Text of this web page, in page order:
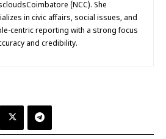
(NCC). She
in civic affairs, social issues, and
centric reporting with a strong focus
and credibility.